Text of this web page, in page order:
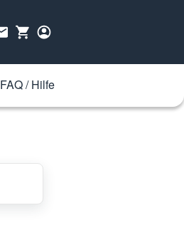
FAQ / Hilfe